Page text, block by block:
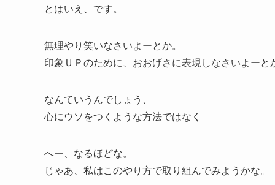
とはいえ、です。
無理やり笑いなさいよーとか。
印象ＵＰのために、おおげさに表現しなさいよーと
なんていうんでしょう、
心にウソをつくような方法ではなく
へー、なるほどな。
じゃあ、私はこのやり方で取り組んでみようかな。